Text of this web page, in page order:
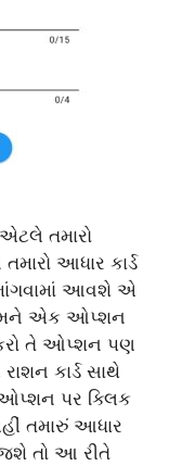
તમારો
આધાર કાર્ડ
આવશે એ
તમને એક ઓપ્શન
કરો તે ઓપ્શન પણ
કાર્ડ સાથે
ઓપ્શન પર ક્લિક
તમારું આધાર
જશે તો આ રીતે